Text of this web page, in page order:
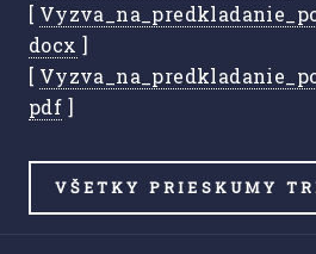
[
docx ]
[
pdf ]
VŠETKY PRIESKUMY